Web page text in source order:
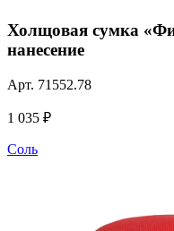
Холщовая сумка
нанесение
Арт. 71552.78
1 035 ₽
Соль